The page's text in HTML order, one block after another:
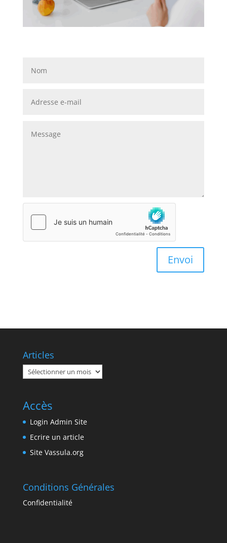
Envoi
Articles
Articles
Accès
Login Admin Site
Ecrire un article
Site Vassula.org
Conditions Générales
Confidentialité